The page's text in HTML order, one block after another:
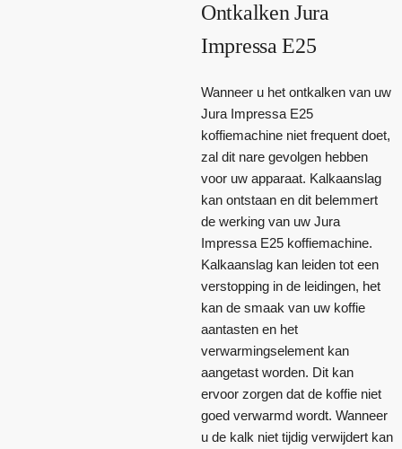
Ontkalken Jura
Impressa E25
Wanneer u het ontkalken van uw
Jura Impressa E25
koffiemachine niet frequent doet,
zal dit nare gevolgen hebben
voor uw apparaat. Kalkaanslag
kan ontstaan en dit belemmert
de werking van uw Jura
Impressa E25 koffiemachine.
Kalkaanslag kan leiden tot een
verstopping in de leidingen, het
kan de smaak van uw koffie
aantasten en het
verwarmingselement kan
aangetast worden. Dit kan
ervoor zorgen dat de koffie niet
goed verwarmd wordt. Wanneer
u de kalk niet tijdig verwijdert kan